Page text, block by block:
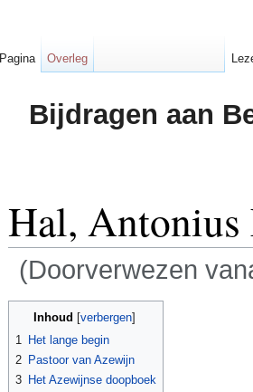
Bijdragen aan
Hal, Antonius
(Doorverwezen
Inhoud [verbergen]
1
Het lange begin
2 Pastoor van Azewijn
3 Het Azewijnse doopboek
Pagina Overleg